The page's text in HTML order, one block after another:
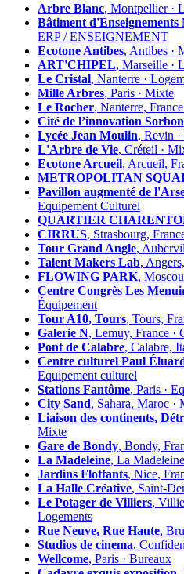
Arbre Blanc, Montpellier ·
Bâtiment d'Enseignements
ERP / ENSEIGNEMENT
Ecotone Antibes, Antibes ·
ART'CHIPEL, Marseille ·
Le Cristal, Nanterre ·
Mille Arbres, Paris · Mixte
Le Rocher, Nanterre,
Cité de l’innovation
Lycée Jean Moulin, Revin
L'Arbre de Vie, Créteil ·
Ecotone Arcueil, Arcueil,
METROPOLITAN
Pavillon augmenté de
Equipement Culturel
QUARTIER
CIRRUS, Strasbourg,
Tour Grand Angle,
Talent Makers Lab,
FLOWING PARK,
Centre Congrès Les
Équipement
Tour A10, Tours, Tours,
Galerie N, Lemuy, France ·
Pont de Calabre, Calabre,
Centre culturel Paul
Equipement culturel
Stations Fantôme, Paris ·
City Sand, Sahara, Maroc ·
Liaison des continents,
Mixte
Gare de Bondy, Bondy,
La Madeleine, La
Jardins Flottants, Nice,
La Halle Créative, Saint-
Le Potager de Villiers,
Logements
Rue Neuve, Rue Haute,
Studios de cinema,
Wellcome, Paris · Bureaux